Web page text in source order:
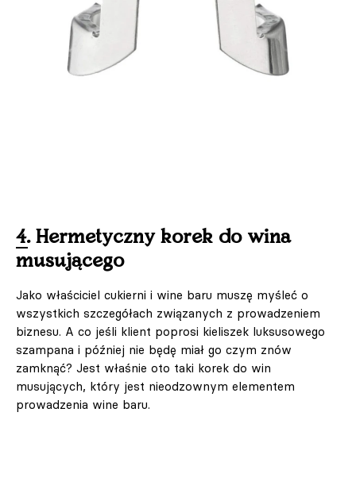
4. Hermetyczny korek do wina
musującego
Jako właściciel cukierni i wine baru muszę myśleć o
wszystkich szczegółach związanych z prowadzeniem
biznesu. A co jeśli klient poprosi kieliszek luksusowego
szampana i później nie będę miał go czym znów
zamknąć? Jest właśnie oto taki korek do win
musujących, który jest nieodzownym elementem
prowadzenia wine baru.